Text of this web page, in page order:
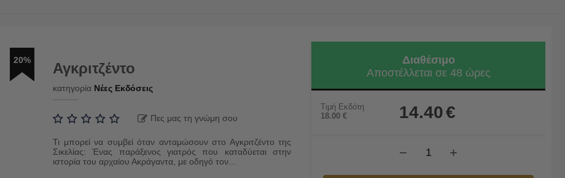
20% Αγκριτζέντο
κατηγορία Νέες Εκδόσεις
Πες μας τη γνώμη σου
Τι μπορεί να συμβεί όταν ανταμώσουν στο Αγκριτζέντο της
Σικελίας: Ένας παράξενος γιατρός που καταδύεται στην
ιστορία του αρχαίου Ακράγαντα, με οδηγό τον...
Διαθέσιμο
Αποστέλλεται σε 48 ώρες
Τιμή Εκδότη
18.00 € 14.40€
+
−